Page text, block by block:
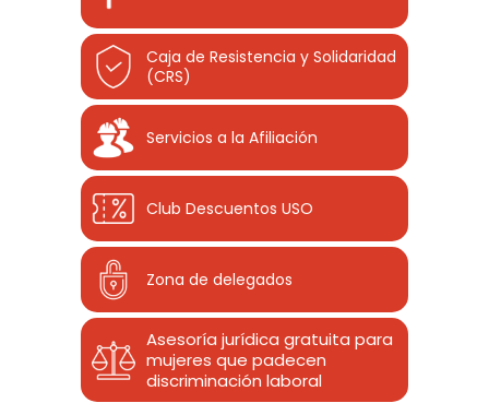
Caja de Resistencia y Solidaridad
(CRS)
Servicios a la Afiliación
Club Descuentos USO
Zona de delegados
Asesoría jurídica gratuita para
mujeres que padecen
discriminación laboral